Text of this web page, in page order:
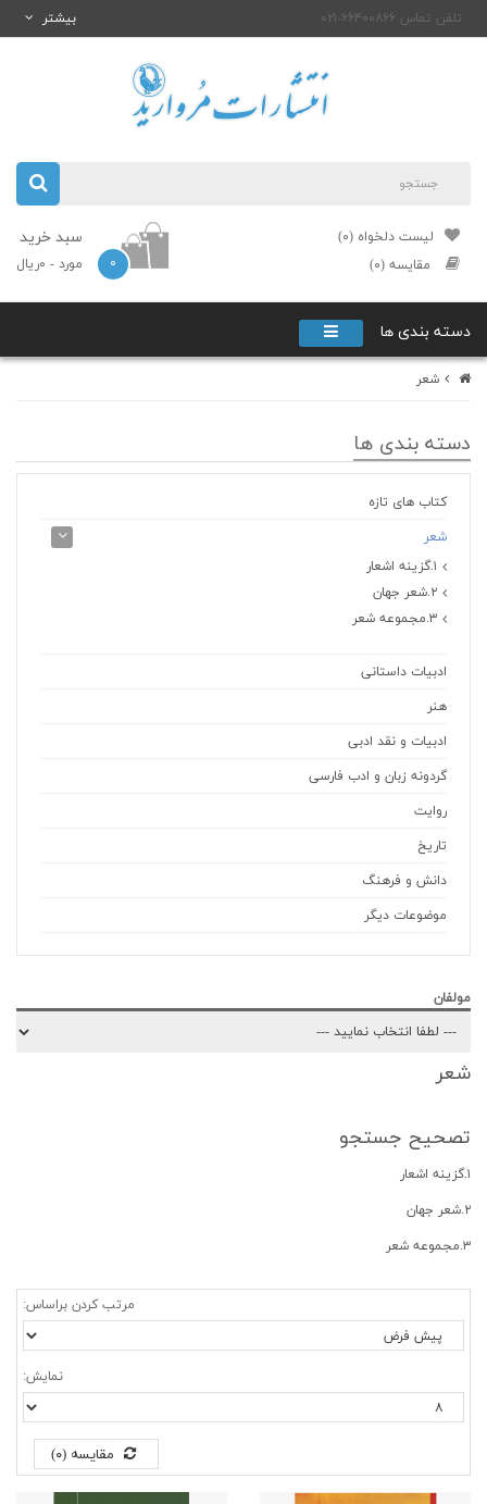
تلفن تماس ۶۶۴۰۰۸۶۶-۰۲۱ بیشتر
لیست دلخواه (۰)
مقایسه (۰)
سبد خرید
۰ مورد - ۰ریال
دسته بندی ها
شعر
دسته بندی ها
کتاب های تازه
شعر
۱.گزینه اشعار
۲.شعر جهان
۳.مجموعه شعر
ادبیات داستانی
هنر
ادبیات و نقد ادبی
گردونه زبان و ادب فارسی
روایت
تاریخ
دانش و فرهنگ
موضوعات دیگر
مولفان
شعر
تصحیح جستجو
۱.گزینه اشعار
۲.شعر جهان
۳.مجموعه شعر
مرتب کردن براساس:
نمایش:
مقایسه (۰)